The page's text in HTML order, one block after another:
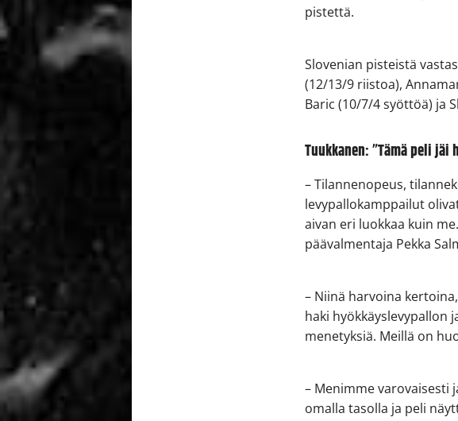
pistettä.
Slovenian pisteistä
(12/13/9 riistoa),
Baric (10/7/4 syöttöä) ja
Tuukkanen: ”Tämä peli jäi
– Tilannenopeus,
levypallokamppailut
aivan eri luokkaa kuin
päävalmentaja Pekka
– Niinä harvoina
haki hyökkäyslevypallon
menetyksiä. Meillä on
– Menimme varovaisesti
omalla tasolla ja peli